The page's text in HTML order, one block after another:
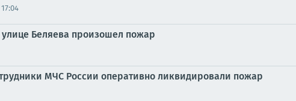
17:04
Беляева произошел пожар
МЧС России оперативно ликвидировали пожар